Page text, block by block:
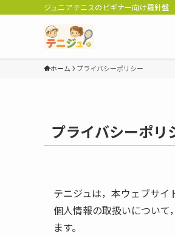
ジュニアテニスのビギナー向け羅針盤
ホーム プライバシーポリシー
プライバシーポリ
テニジュは，本ウェブサ
個人情報の取扱いについ
ます。